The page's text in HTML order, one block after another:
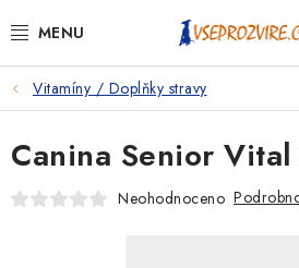
na
PSI
KOČKY
KONĚ
Vitamíny / Doplňky stravy
Canina Senior
Neohodnoceno